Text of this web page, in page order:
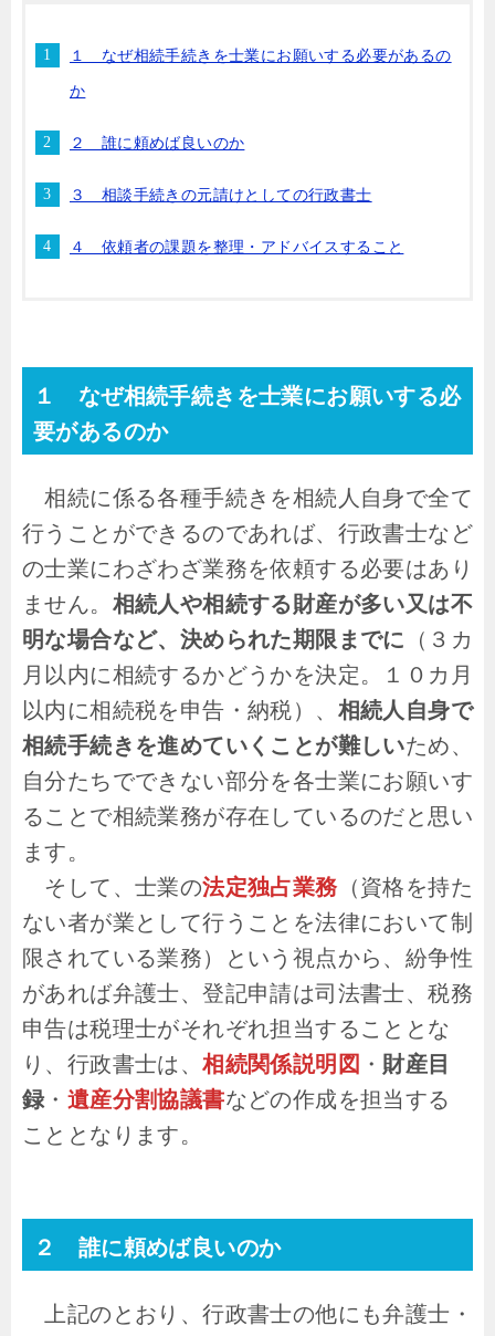
１ なぜ相続手続きを士業にお願いする必要があるの
か
２ 誰に頼めば良いのか
３ 相談手続きの元請けとしての行政書士
４ 依頼者の課題を整理・アドバイスすること
１ なぜ相続手続きを士業にお願いする必
要があるのか
相続に係る各種手続きを相続人自身で全て
行うことができるのであれば、行政書士など
の士業にわざわざ業務を依頼する必要はあり
ません。 相続人や相続する財産が多い又は不
明な場合など、決められた期限までに （３カ
月以内に相続するかどうかを決定。１０カ月
以内に相続税を申告・納税）、 相続人自身で
相続手続きを進めていくことが難しいため、
自分たちでできない部分を各士業にお願いす
ることで相続業務が存在しているのだと思い
ます。
そして、士業の法定独占業務（資格を持た
ない者が業として行うことを法律において制
限されている業務）という視点から、紛争性
があれば弁護士、登記申請は司法書士、税務
申告は税理士がそれぞれ担当することとな
り、行政書士は、相続関係説明図 ・ 財産目
録・ 遺産分割協議書などの作成を担当する
こととなります。
２ 誰に頼めば良いのか
上記のとおり、行政書士の他にも弁護士・